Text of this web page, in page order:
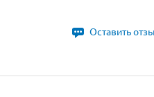
Оставить